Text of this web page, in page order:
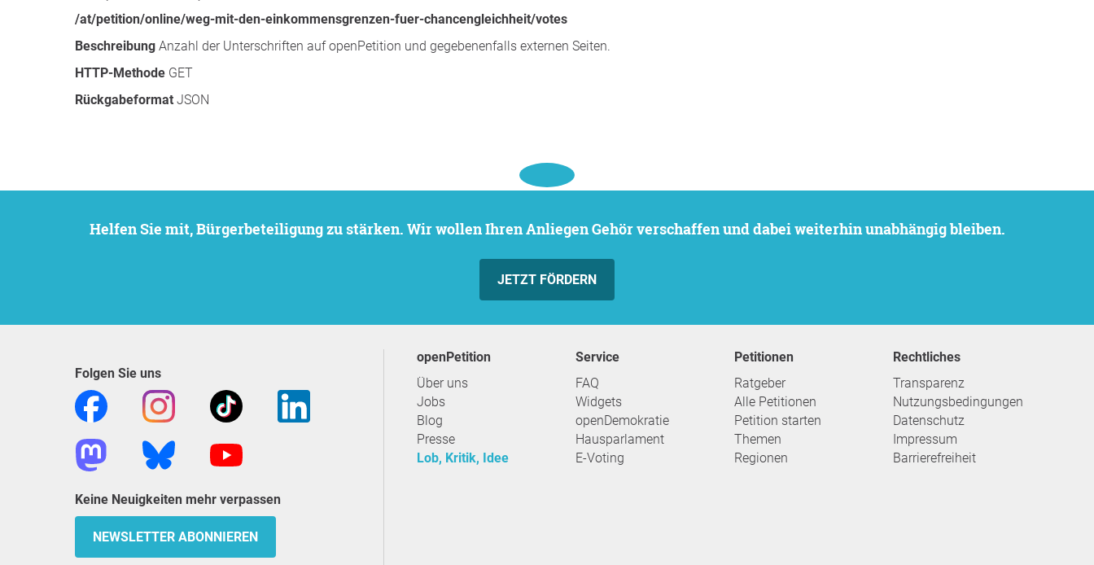
/at/petition/online/weg-mit-den-einkommensgrenzen-fuer-chancengleichheit/votes
Beschreibung Anzahl der Unterschriften auf openPetition und gegebenenfalls externen Seiten.
HTTP-Methode GET
Rückgabeformat JSON
Helfen Sie mit, Bürgerbeteiligung zu stärken. Wir wollen Ihren Anliegen Gehör verschaffen und dabei weiterhin unabhängig bleiben.
JETZT FÖRDERN
Folgen Sie uns
Keine Neuigkeiten mehr verpassen
NEWSLETTER ABONNIEREN
openPetition
Über uns
Jobs
Blog
Presse
Lob, Kritik, Idee
Service
FAQ
Widgets
openDemokratie
Hausparlament
E-Voting
Petitionen
Ratgeber
Alle Petitionen
Petition starten
Themen
Regionen
Rechtliches
Transparenz
Nutzungsbedingungen
Datenschutz
Impressum
Barrierefreiheit